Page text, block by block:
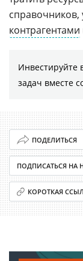
контрагентами
Инвестируйте
задач вместе
ПОДЕЛИТЬСЯ
ПОДПИСАТЬСЯ НА
КОРОТКАЯ